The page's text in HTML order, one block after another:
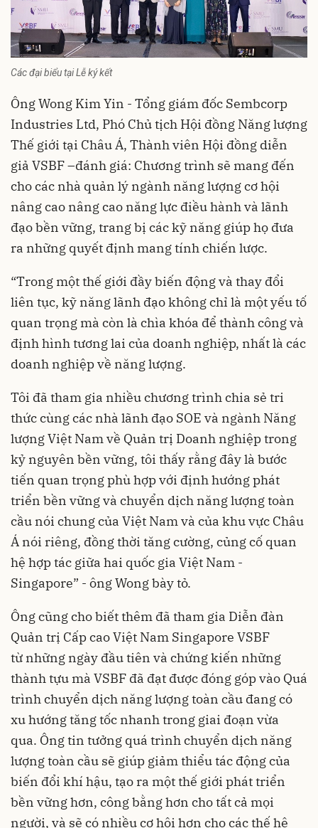
Các đại biểu tại Lễ ký kết
Ông Wong Kim Yin - Tổng giám đốc Sembcorp
Industries Ltd, Phó Chủ tịch Hội đồng Năng lượng
Thế giới tại Châu Á, Thành viên Hội đồng diễn
giả VSBF –đánh giá: Chương trình sẽ mang đến
cho các nhà quản lý ngành năng lượng cơ hội
nâng cao nâng cao năng lực điều hành và lãnh
đạo bền vững, trang bị các kỹ năng giúp họ đưa
ra những quyết định mang tính chiến lược.
“Trong một thế giới đầy biến động và thay đổi
liên tục, kỹ năng lãnh đạo không chỉ là một yếu tố
quan trọng mà còn là chìa khóa để thành công và
định hình tương lai của doanh nghiệp, nhất là các
doanh nghiệp về năng lượng.
Tôi đã tham gia nhiều chương trình chia sẻ tri
thức cùng các nhà lãnh đạo SOE và ngành Năng
lượng Việt Nam về Quản trị Doanh nghiệp trong
kỷ nguyên bền vững, tôi thấy rằng đây là bước
tiến quan trọng phù hợp với định hướng phát
triển bền vững và chuyển dịch năng lượng toàn
cầu nói chung của Việt Nam và của khu vực Châu
Á nói riêng, đồng thời tăng cường, củng cố quan
hệ hợp tác giữa hai quốc gia Việt Nam -
Singapore” - ông Wong bày tỏ.
Ông cũng cho biết thêm đã tham gia Diễn đàn
Quản trị Cấp cao Việt Nam Singapore VSBF
từ những ngày đầu tiên và chứng kiến những
thành tựu mà VSBF đã đạt được đóng góp vào Quá
trình chuyển dịch năng lượng toàn cầu đang có
xu hướng tăng tốc nhanh trong giai đoạn vừa
qua. Ông tin tưởng quá trình chuyển dịch năng
lượng toàn cầu sẽ giúp giảm thiểu tác động của
biến đổi khí hậu, tạo ra một thế giới phát triển
bền vững hơn, công bằng hơn cho tất cả mọi
người, và sẽ có nhiều cơ hội hơn cho các thế hệ